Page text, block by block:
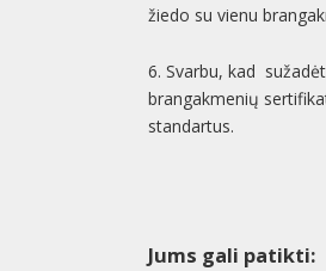
žiedo su vienu
6. Svarbu, kad
brangakmenių
standartus.
Jums gali patikti: